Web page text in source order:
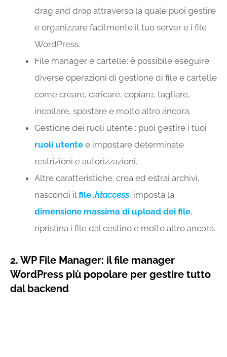
drag and drop attraverso la quale puoi gestire
e organizzare facilmente il tuo server e i file
WordPress.
File manager e cartelle: è possibile eseguire
diverse operazioni di gestione di file e cartelle
come creare, caricare, copiare, tagliare,
incollare, spostare e molto altro ancora.
Gestione dei ruoli utente : puoi gestire i tuoi
ruoli utente e impostare determinate
restrizioni e autorizzazioni.
Altre caratteristiche: crea ed estrai archivi,
nascondi ilfile .htaccess, imposta la
dimensione massima di upload dei file,
ripristina i file dal cestino e molto altro ancora.
2. WP File Manager: il file manager
WordPress più popolare per gestire tutto
dal backend